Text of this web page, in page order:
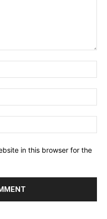
in this browser for the